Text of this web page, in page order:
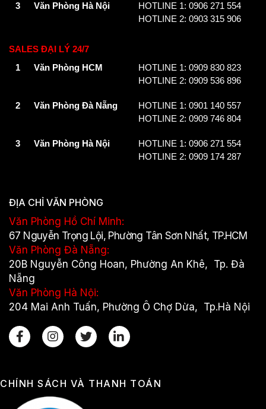
3 Văn Phòng Hà Nội
HOTLINE 1: 0906 271 554
HOTLINE 2: 0903 315 906
SALES ĐẠI LÝ 24/7
1
Văn Phòng HCM
HOTLINE 1: 0909 830 823
HOTLINE 2: 0909 536 896
2 Văn Phòng Đà Nẵng
HOTLINE 1: 0901 140 557
HOTLINE 2: 0909 746 804
3 Văn Phòng Hà Nội
HOTLINE 1: 0906 271 554
HOTLINE 2: 0909 174 287
ĐỊA CHỈ VĂN PHÒNG
Văn Phòng Hồ Chí Minh:
67 Nguyễn Trọng Lội, Phường Tân Sơn Nhất, TP.HCM
Văn Phòng Đà Nẵng:
20B Nguyễn Công Hoan, Phường An Khê, Tp. Đà
Nẵng
Văn Phòng Hà Nội:
204 Mai Anh Tuấn, Phường Ô Chợ Dừa, Tp.Hà Nội
CHÍNH SÁCH VÀ THANH TOÁN